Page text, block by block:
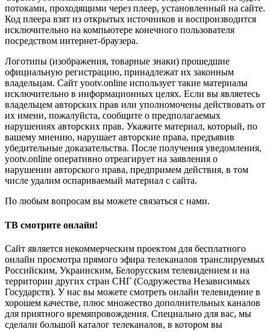
потоками, проходящими через плеер, установленный на сайте.
Код плеера взят из открытых источников и воспроизводится
исключительно на компьютере конечного пользователя
посредством интернет-браузера.
Логотипы (изображения, товарные знаки) прошедшие
официальную регистрацию, принадлежат их законным
владельцам. Сайт yootv.online использует такие материалы
исключительно в информационных целях. Если вы являетесь
владельцем авторских прав или уполномочены действовать от
их имени, пожалуйста, сообщите о предполагаемых
нарушениях авторских прав. Укажите материал, который, по
вашему мнению, нарушает авторские права, предъявив
убедительные доказательства. После получения уведомления,
yootv.online оперативно отреагирует на заявления о
нарушении авторского права, предпримем действия, в том
числе удалим оспариваемый материал с сайта.
По любым вопросам вы можете связаться с нами.
ТВ смотрите онлайн!
Сайт является некоммерческим проектом для бесплатного
онлайн просмотра прямого эфира телеканалов транслируемых
Российским, Украинским, Белорусским телевидением и на
территории других стран СНГ (Содружества Независимых
Государств). У нас вы можете смотреть онлайн телевидение в
хорошем качестве, плюс множество дополнительных каналов
для приятного времяпровождения. Специально для вас, мы
сделали большой каталог телеканалов, в котором вы